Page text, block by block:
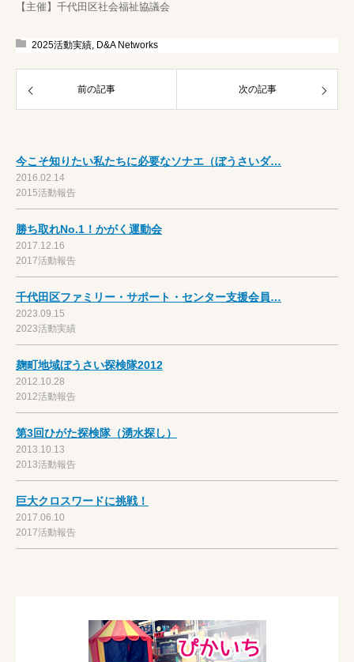
【主催】千代田区社会福祉協議会
2025活動実績, D&A Networks
前の記事 次の記事
今こそ知りたい私たちに必要なソナエ（ぼうさいダ…
2016.02.14
2015活動報告
勝ち取れNo.1！かがく運動会
2017.12.16
2017活動報告
千代田区ファミリー・サポート・センター支援会員…
2023.09.15
2023活動実績
麹町地域ぼうさい探検隊2012
2012.10.28
2012活動報告
第3回ひがた探検隊（湧水探し）
2013.10.13
2013活動報告
巨大クロスワードに挑戦！
2017.06.10
2017活動報告